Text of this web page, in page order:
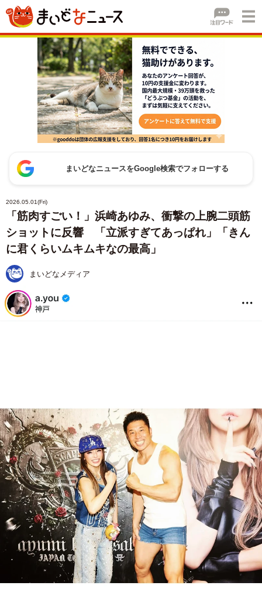
まいどなニュースをGoogle検索でフォローする
2026.05.01(Fri)
「筋肉すごい！」浜崎あゆみ、衝撃の上腕二頭筋
ショットに反響 「立派すぎてあっぱれ」「きん
に君くらいムキムキなの最高」
まいどなメディア